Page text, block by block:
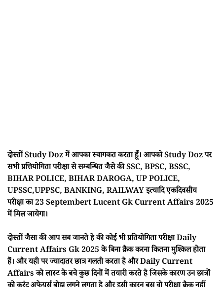
दोस्तों Study Doz में आपका स्वागकत करता हूँ। आपको Study Doz पर
सभी प्रत्तियोगिता परीक्षा से सम्बन्धित जैसे की SSC, BPSC, BSSC,
BIHAR POLICE, BIHAR DAROGA, UP POLICE,
UPSSC,UPPSC, BANKING, RAILWAY इत्यादि एकदिवसीय
परीक्षा का 23 Septembert Lucent Gk Current Affairs 2025
में मिल जायेगा।
दोस्तों जैसा की आप सब जानते हे की कोई भी प्रतियोगिता परीक्षा Daily
Current Affairs Gk 2025 के बिना क्रैक करना कितना मुश्किल होता
हैं। और यही पर ज्यादातर छात्र गलती करता है और Daily Current
Affairs को लास्ट के बचे कुछ दिनों में तयारी करते है जिसके कारण उन छात्रों